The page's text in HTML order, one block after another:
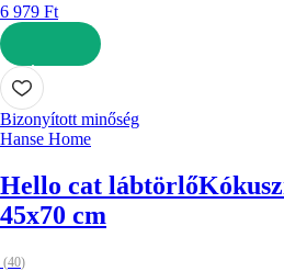
6 979 Ft
KOSÁRBA
Bizonyított minőség
Hanse Home
Hello cat lábtörlő
45x70 cm
(40)